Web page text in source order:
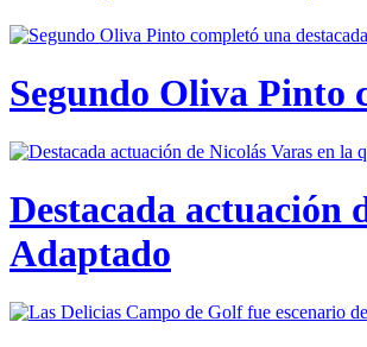
Segundo Oliva Pinto
Destacada actuación
Adaptado